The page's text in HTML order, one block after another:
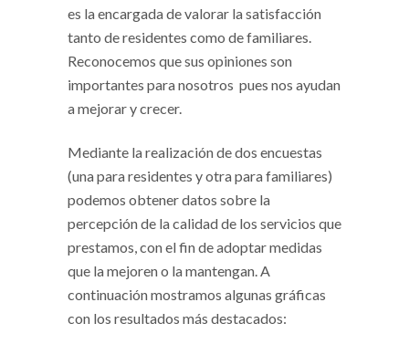
es la encargada de valorar la satisfacción
tanto de residentes como de familiares.
Reconocemos que sus opiniones son
importantes para nosotros pues nos ayudan
a mejorar y crecer.
Mediante la realización de dos encuestas
(una para residentes y otra para familiares)
podemos obtener datos sobre la
percepción de la calidad de los servicios que
prestamos, con el fin de adoptar medidas
que la mejoren o la mantengan. A
continuación mostramos algunas gráficas
con los resultados más destacados: